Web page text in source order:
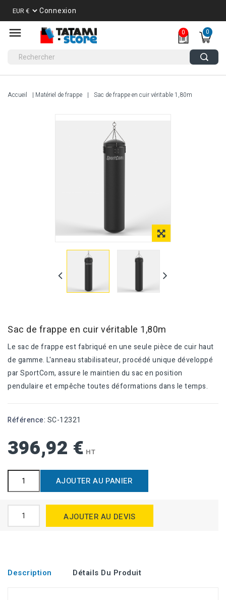
Connexion
0
0
Accueil Matériel de frappe Sac de frappe en cuir véritable 1,80m
Sac de frappe en cuir véritable 1,80m
Le sac de frappe est fabriqué en une seule pièce de cuir haut
de gamme. L'anneau stabilisateur, procédé unique développé
par SportCom, assure le maintien du sac en position
pendulaire et empêche toutes déformations dans le temps.
Référence: SC-12321
396,92 € HT
AJOUTER AU PANIER
AJOUTER AU DEVIS
Description Détails Du Produit